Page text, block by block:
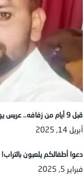
قبل 9 أيام من زفافه.. عريس يهرب مع حماته
أبريل 14, 2025
دعوا أطفالكم يلعبون بالتراب!
فبراير 5, 2025